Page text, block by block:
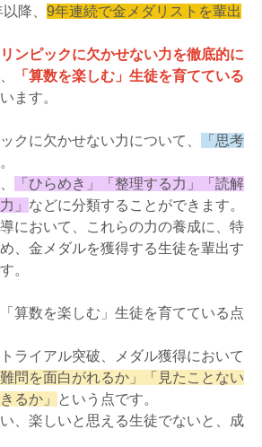
降、 9年連続で金メダリストを輩出
ンピックに欠かせない力を徹底的に
「算数を楽しむ」生徒を育てている
ます。
クに欠かせない力について、
「思考
「ひらめき」「整理する力」「読解
」 などに分類することができます。
において、これらの力の養成に、特
、金メダルを獲得する生徒を輩出す
。
算数を楽しむ」生徒を育てている点
ライアル突破、メダル獲得において
難問を面白がれるか」「見たことない
るか」
という点です。
、楽しいと思える生徒でないと、成